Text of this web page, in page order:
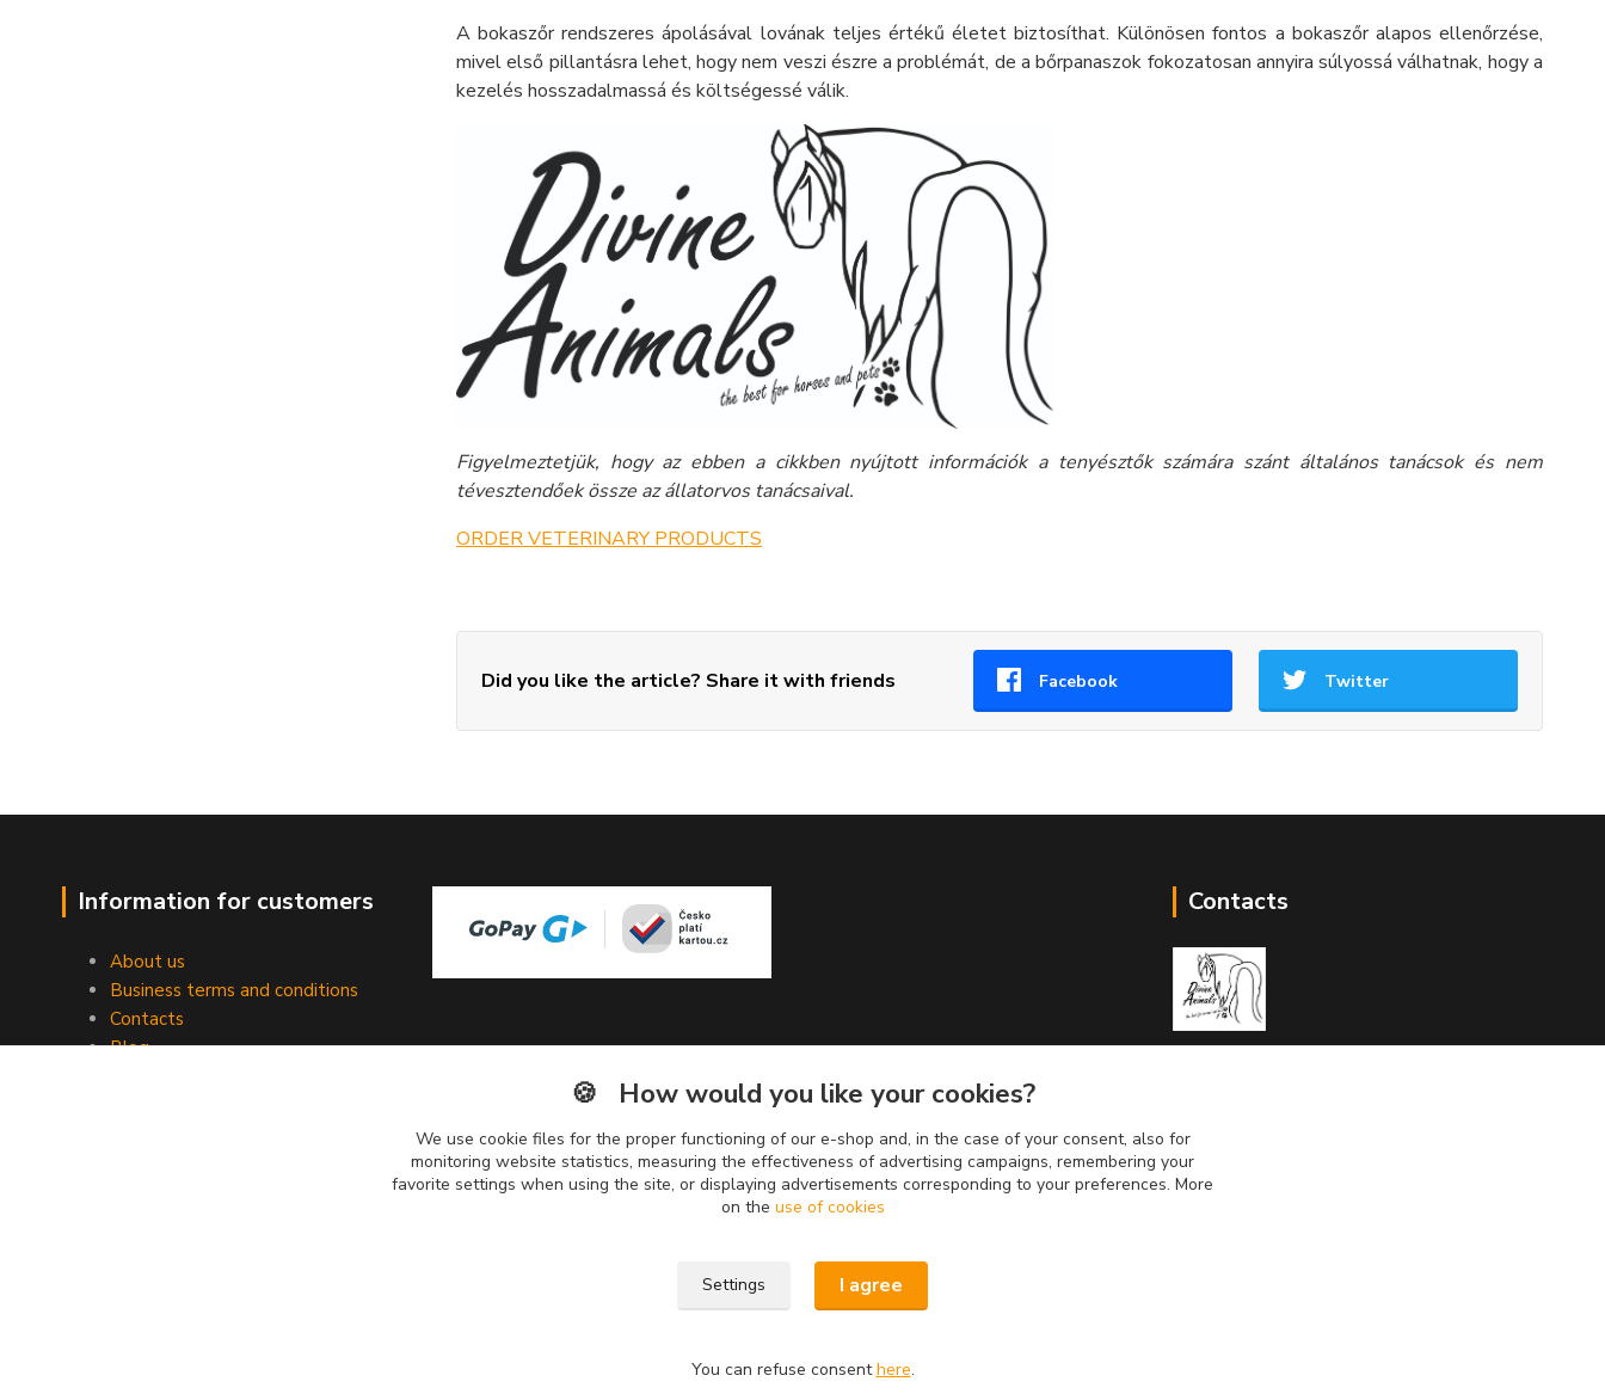
A bokaszőr rendszeres ápolásával lovának teljes értékű életet biztosíthat. Különösen fontos a bokaszőr alapos ellenőrzése,
mivel első pillantásra lehet, hogy nem veszi észre a problémát, de a bőrpanaszok fokozatosan annyira súlyossá válhatnak, hogy a
kezelés hosszadalmassá és költségessé válik.
Figyelmeztetjük, hogy az ebben a cikkben nyújtott információk a tenyésztők számára szánt általános tanácsok és nem
tévesztendőek össze az állatorvos tanácsaival.
ORDER VETERINARY PRODUCTS
Did you like the article? Share it with friends Facebook Twitter
Information for customers
About us
Business terms and conditions
Contacts
Blog
Contacts
🍪 How would you like your cookies?
We use cookie files for the proper functioning of our e-shop and, in the case of your consent, also for
monitoring website statistics, measuring the effectiveness of advertising campaigns, remembering your
favorite settings when using the site, or displaying advertisements corresponding to your preferences. More
on the use of cookies
Settings I agree
You can refuse consenthere.